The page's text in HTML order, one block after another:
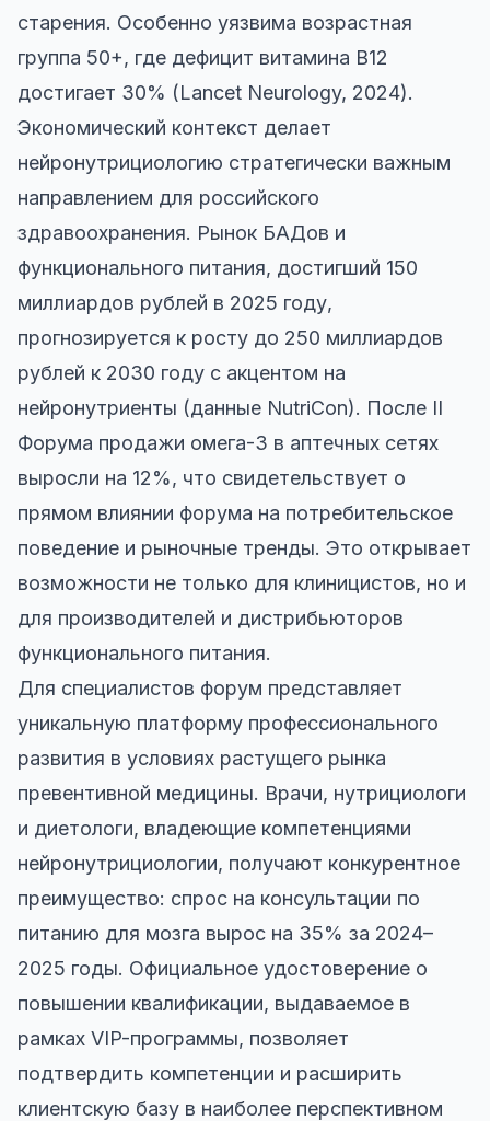
старения. Особенно уязвима возрастная
группа 50+, где дефицит витамина B12
достигает 30% (Lancet Neurology, 2024).
Экономический контекст делает
нейронутрициологию стратегически важным
направлением для российского
здравоохранения. Рынок БАДов и
функционального питания, достигший 150
миллиардов рублей в 2025 году,
прогнозируется к росту до 250 миллиардов
рублей к 2030 году с акцентом на
нейронутриенты (данные NutriCon). После II
Форума продажи омега-3 в аптечных сетях
выросли на 12%, что свидетельствует о
прямом влиянии форума на потребительское
поведение и рыночные тренды. Это открывает
возможности не только для клиницистов, но и
для производителей и дистрибьюторов
функционального питания.
Для специалистов форум представляет
уникальную платформу профессионального
развития в условиях растущего рынка
превентивной медицины. Врачи, нутрициологи
и диетологи, владеющие компетенциями
нейронутрициологии, получают конкурентное
преимущество: спрос на консультации по
питанию для мозга вырос на 35% за 2024–
2025 годы. Официальное удостоверение о
повышении квалификации, выдаваемое в
рамках VIP-программы, позволяет
подтвердить компетенции и расширить
клиентскую базу в наиболее перспективном